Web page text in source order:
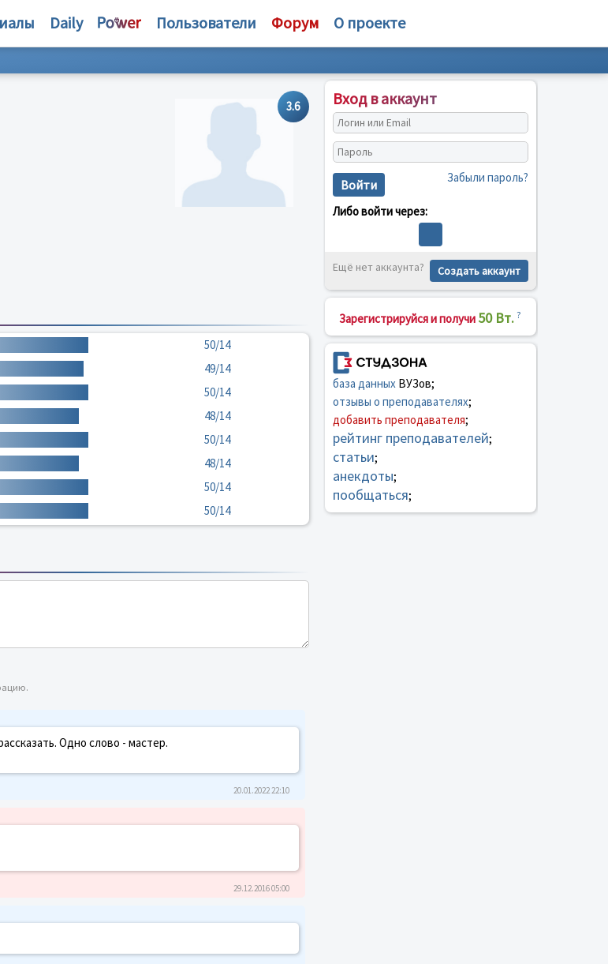
Daily Пользователи Форум О проекте
3.6
50/14
49/14
50/14
48/14
50/14
48/14
50/14
50/14
Одно слово - мастер.
20.01.2022 22:10
29.12.2016 05:00
Вход в аккаунт
Войти Забыли пароль?
Либо войти через:
Ещё нет аккаунта? Создать аккаунт
Зарегистрируйся и получи 50 Вт. ?
база данныхВУЗов;
отзывы о преподавателях;
добавить преподавателя;
рейтинг преподавателей;
статьи;
анекдоты;
пообщаться;